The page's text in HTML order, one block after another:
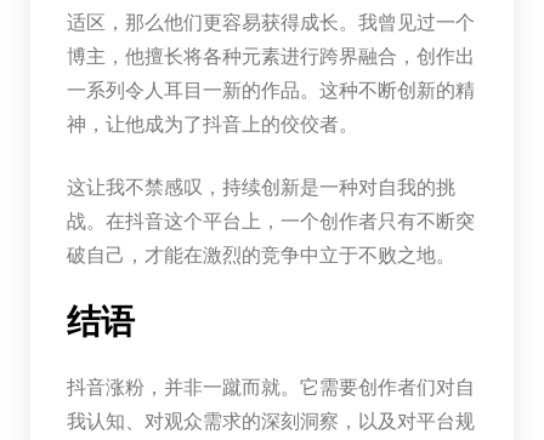
适区，那么他们更容易获得成长。我曾见过一个
博主，他擅长将各种元素进行跨界融合，创作出
一系列令人耳目一新的作品。这种不断创新的精
神，让他成为了抖音上的佼佼者。
这让我不禁感叹，持续创新是一种对自我的挑
战。在抖音这个平台上，一个创作者只有不断突
破自己，才能在激烈的竞争中立于不败之地。
结语
抖音涨粉，并非一蹴而就。它需要创作者们对自
我认知、对观众需求的深刻洞察，以及对平台规